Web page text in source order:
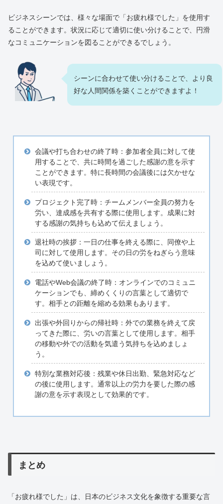
ビジネスシーンでは、様々な場面で「お疲れ様でした」を使用す
ることができます。状況に応じて適切に使い分けることで、円滑
なコミュニケーションを図ることができるでしょう。
シーンに合わせて使い分けることで、より良
好な人間関係を築くことができますよ！
会議や打ち合わせの終了時：参加者全員に対して使
用することで、共に時間を過ごした感謝の意を示す
ことができます。特に長時間の会議後には欠かせな
い表現です。
プロジェクト完了時：チームメンバー全員の努力を
労い、達成感を共有する際に使用します。成果に対
する感謝の気持ちも込めて伝えましょう。
退社時の挨拶：一日の仕事を終える際に、同僚や上
司に対して使用します。その日の労をねぎらう意味
を込めて使いましょう。
電話やWeb会議の終了時：オンラインでのコミュニ
ケーションでも、締めくくりの言葉として適切で
す。相手との距離を縮める効果もあります。
出張や外回りからの帰社時：外での業務を終えて戻
ってきた際に、労いの言葉として使用します。相手
の移動や外での活動を気遣う気持ちを込めましょ
う。
特別な業務対応後：残業や休日出勤、緊急対応など
の後に使用します。通常以上の労力を要した際の感
謝の意を示す表現として効果的です。
まとめ
「お疲れ様でした」は、日本のビジネス文化を象徴する重要な言